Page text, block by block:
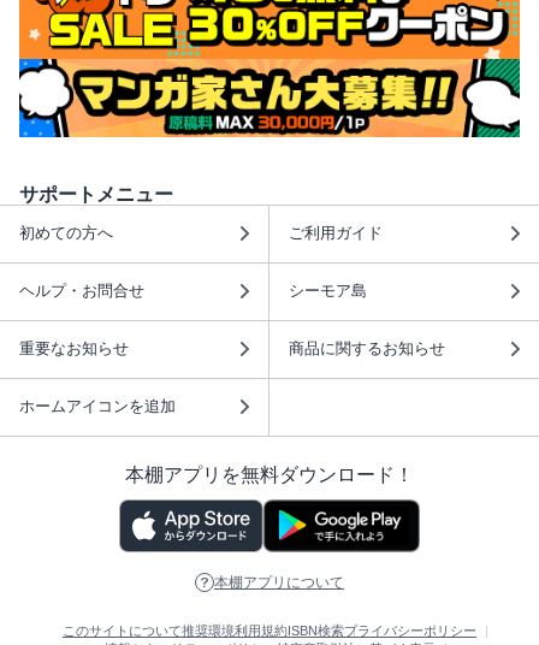
サポートメニュー
初めての方へ ご利用ガイド
ヘルプ・お問合せ シーモア島
重要なお知らせ 商品に関するお知らせ
ホームアイコンを追加
本棚アプリを無料ダウンロード！
本棚アプリについて
このサイトについて推奨環境利用規約 ISBN検索プライバシーポリシー